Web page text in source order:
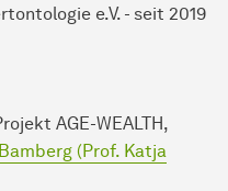
e.V. - seit 2019
AGE-WEALTH,
(Prof. Katja